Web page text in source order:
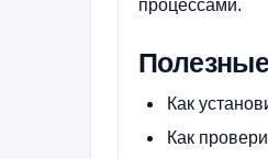
процессами.
Как
Как